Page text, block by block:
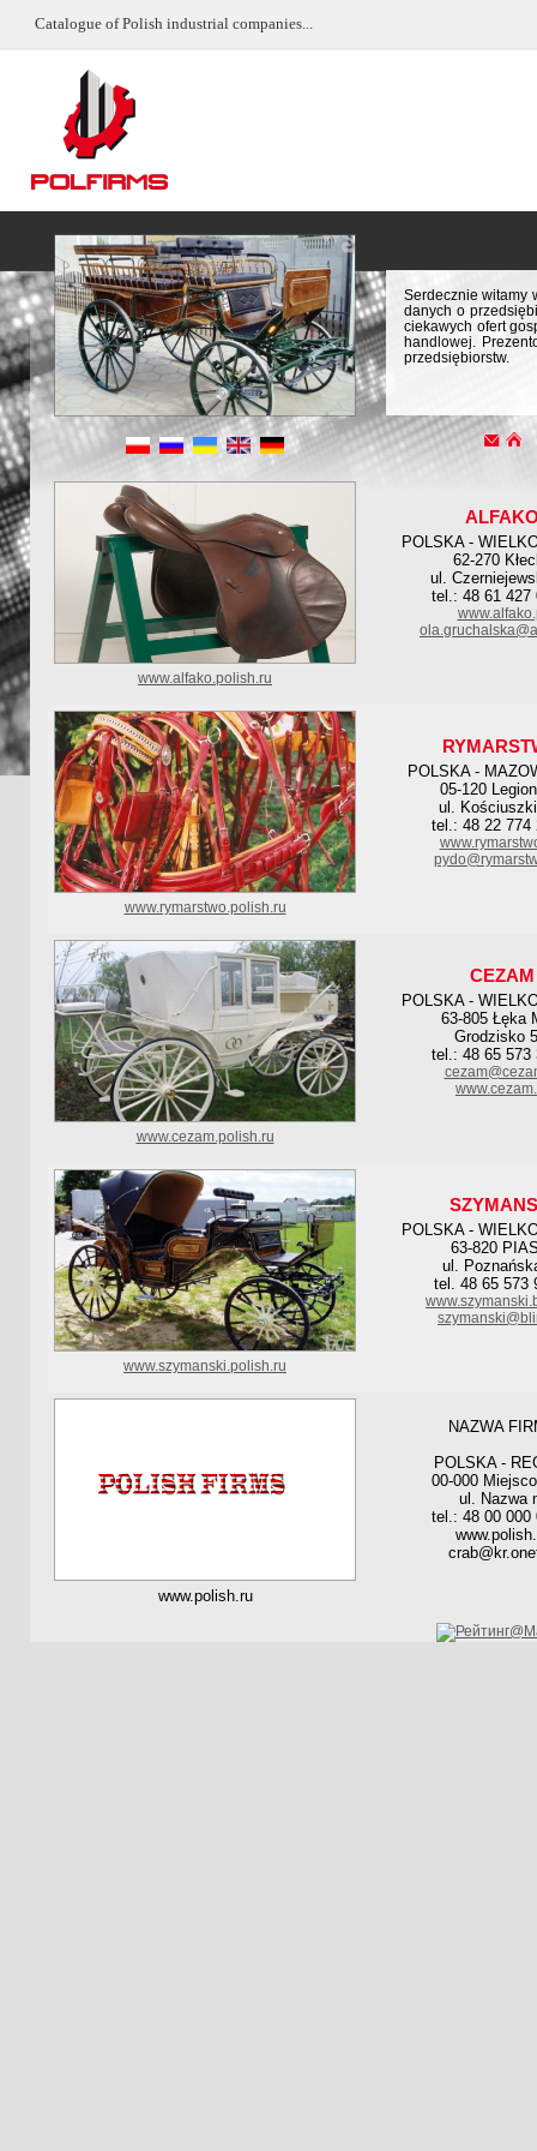
Catalogue of Polish industrial companies...
Serdecznie witamy
danych o
ciekawych ofert
handlowej.
przedsiębiorstw.
POLSKA -
62-270
ul.
tel.: 48 61 427
www.alfako.polish.ru
POLSKA -
05-120
ul.
tel.: 48 22 774
www.rymarstwo.polish.ru
CEZAM
POLSKA -
63-805 Łęka
Grodzisko
tel.: 48 65 573
www.cezam.polish.ru
POLSKA -
63-820
ul.
tel. 48 65 573
www.szymanski.polish.ru
NAZWA
POLSKA -
00-000
ul. Nazwa
tel.: 48 00 000
www.polish.ru